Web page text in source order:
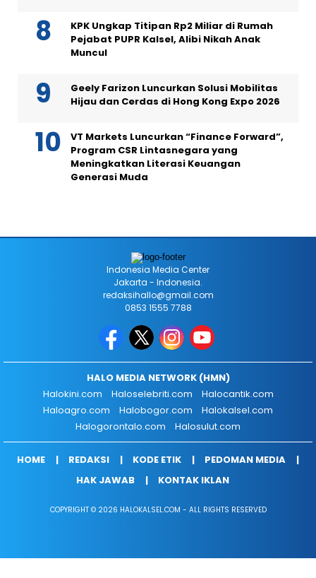
KPK Ungkap Titipan Rp2 Miliar di Rumah
Pejabat PUPR Kalsel, Alibi Nikah Anak
Muncul
Geely Farizon Luncurkan Solusi Mobilitas
Hijau dan Cerdas di Hong Kong Expo 2026
VT Markets Luncurkan “Finance Forward”,
Program CSR Lintasnegara yang
Meningkatkan Literasi Keuangan
Generasi Muda
Indonesia Media Center
Jakarta - Indonesia.
redaksihallo@gmail.com
0853 1555 7788
HALO MEDIA NETWORK (HMN)
Halokini.com
Haloselebriti.com
Halocantik.com
Haloagro.com
Halobogor.com
Halokalsel.com
Halogorontalo.com
Halosulut.com
HOME REDAKSI KODE ETIK
PEDOMAN MEDIA
HAK JAWAB
KONTAK IKLAN
COPYRIGHT © 2026 HALOKALSEL.COM - ALL RIGHTS RESERVED